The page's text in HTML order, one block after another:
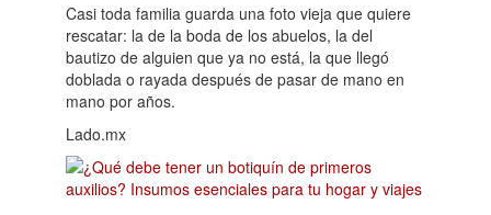
Casi toda familia guarda una foto vieja que quiere
rescatar: la de la boda de los abuelos, la del
bautizo de alguien que ya no está, la que llegó
doblada o rayada después de pasar de mano en
mano por años.
Lado.mx